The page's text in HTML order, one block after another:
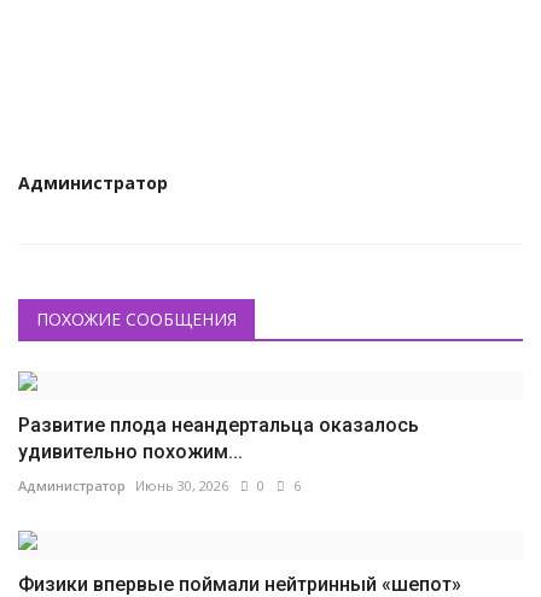
Администратор
ПОХОЖИЕ СООБЩЕНИЯ
Развитие плода неандертальца оказалось
удивительно похожим...
Администратор Июнь 30, 2026 0 6
Физики впервые поймали нейтринный «шепот»